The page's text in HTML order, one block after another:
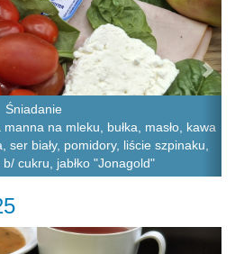
Śniadanie
na mleku, bułka, masło, kawa
ser biały, pomidory, liście szpinaku,
cukru, jabłko "Jonagold"